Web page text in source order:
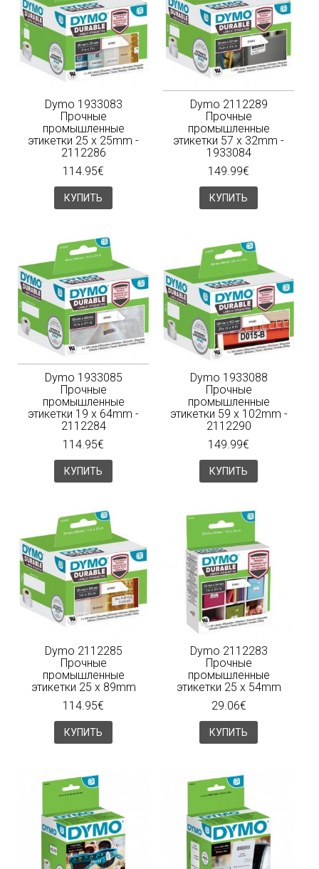
Dymo 1933083
Прочные
промышленные
этикетки 25 x 25mm -
2112286
114.95€
КУПИТЬ
Dymo 2112289
Прочные
промышленные
этикетки 57 x 32mm -
1933084
149.99€
КУПИТЬ
Dymo 1933085
Прочные
промышленные
этикетки 19 x 64mm -
2112284
114.95€
КУПИТЬ
Dymo 1933088
Прочные
промышленные
этикетки 59 x 102mm -
2112290
149.99€
КУПИТЬ
Dymo 2112285
Прочные
промышленные
этикетки 25 x 89mm
114.95€
КУПИТЬ
Dymo 2112283
Прочные
промышленные
этикетки 25 x 54mm
29.06€
КУПИТЬ